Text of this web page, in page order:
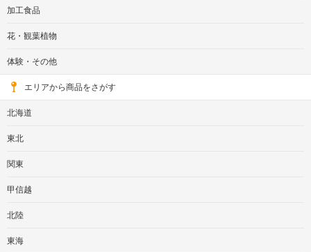
加工食品
花・観葉植物
体験・その他
エリアから商品をさがす
北海道
東北
関東
甲信越
北陸
東海